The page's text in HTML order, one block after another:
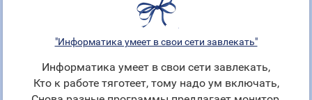
"Информатика умеет в свои сети завлекать"
Информатика умеет в свои сети завлекать,
Кто к работе тяготеет, тому надо ум включать,